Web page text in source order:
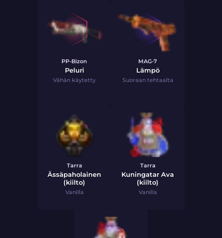
PP-Bizon
Peluri
Vähän käytetty
MAG-7
Lämpö
Suoraan tehtaalta
Tarra
Ässäpaholainen
(kiilto)
Vanilla
Tarra
Kuningatar Ava
(kiilto)
Vanilla